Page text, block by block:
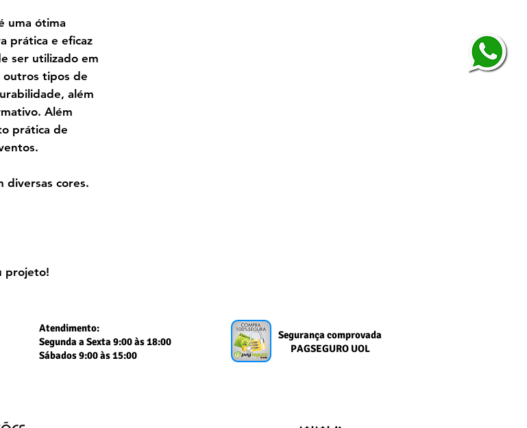
uma ótima
prática e eficaz
ser utilizado em
outros tipos de
além
Além
prática de
diversas cores.
projeto!
Atendimento:
Segunda a Sexta 9:00 às 18:00
Sábados 9:00 às 15:00
Segurança comprovada
PAGSEGURO UOL